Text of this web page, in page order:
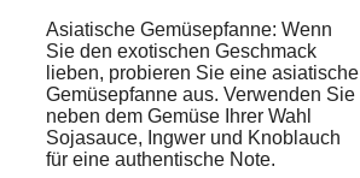
Asiatische Gemüsepfanne: Wenn
Sie den exotischen Geschmack
lieben, probieren Sie eine asiatische
Gemüsepfanne aus. Verwenden Sie
neben dem Gemüse Ihrer Wahl
Sojasauce, Ingwer und Knoblauch
für eine authentische Note.